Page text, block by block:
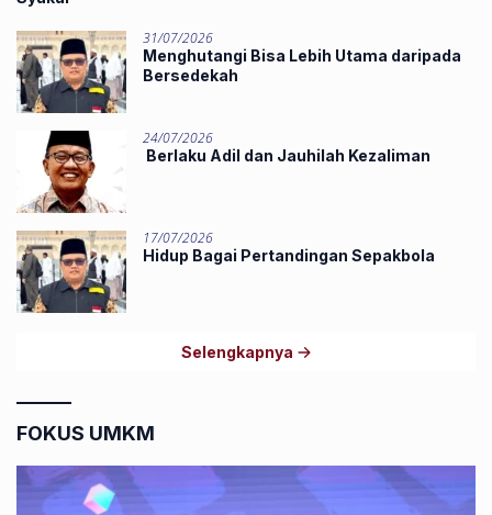
31/07/2026
Menghutangi Bisa Lebih Utama daripada
Bersedekah
24/07/2026
Berlaku Adil dan Jauhilah Kezaliman
17/07/2026
Hidup Bagai Pertandingan Sepakbola
Selengkapnya
FOKUS UMKM